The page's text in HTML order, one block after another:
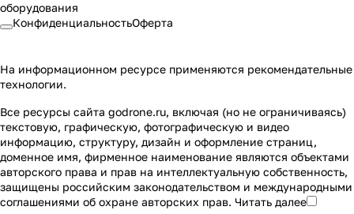
оборудования
КонфиденциальностьОферта
На информационном ресурсе применяются рекомендательные
технологии.
Все ресурсы сайта godrone.ru, включая (но не ограничиваясь)
текстовую, графическую, фотографическую и видео
информацию, структуру, дизайн и оформление страниц,
доменное имя, фирменное наименование являются объектами
авторского права и прав на интеллектуальную собственность,
защищены российским законодательством и международными
соглашениями об охране авторских прав. Читать далее